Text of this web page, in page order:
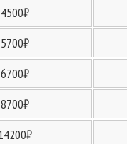
4500₽
5700₽
6700₽
8700₽